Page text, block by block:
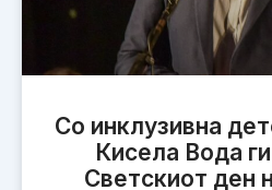
Со инклузивна
Кисела Вода
Светскиот ден